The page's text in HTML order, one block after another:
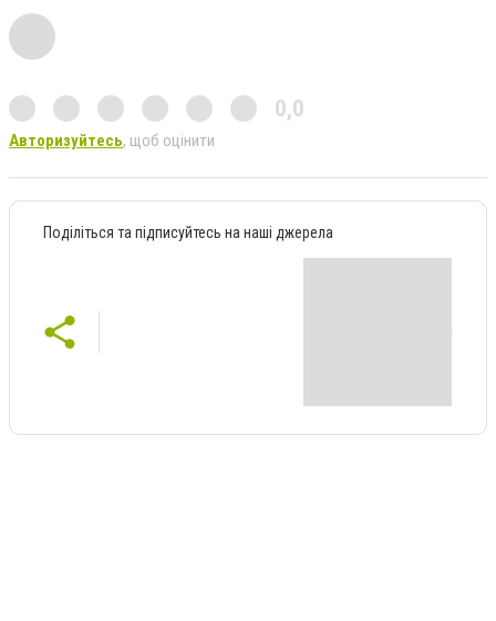
0,0
Авторизуйтесь, щоб оцінити
Поділіться та підписуйтесь на наші джерела